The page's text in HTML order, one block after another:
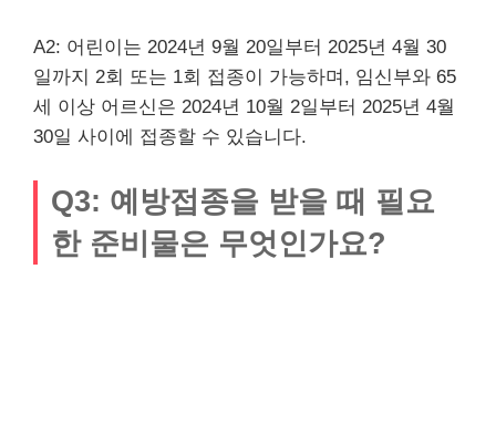
A2: 어린이는 2024년 9월 20일부터 2025년 4월 30
일까지 2회 또는 1회 접종이 가능하며, 임신부와 65
세 이상 어르신은 2024년 10월 2일부터 2025년 4월
30일 사이에 접종할 수 있습니다.
Q3: 예방접종을 받을 때 필요
한 준비물은 무엇인가요?